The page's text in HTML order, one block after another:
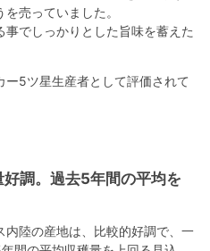
売っていました。
でしっかりとした旨味を蓄えた
ー5ツ星生産者として評価されて
調。過去5年間の平均を
陸の産地は、比較的好調で、一